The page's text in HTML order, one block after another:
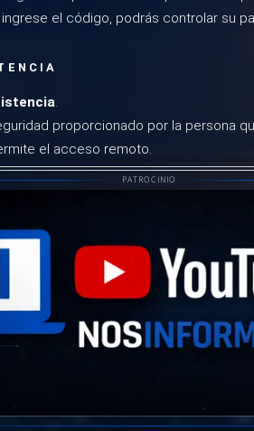
el código, podrás controlar su
.
proporcionado por la persona
el acceso remoto.
de conexión en Asistencia Rápida
RÁPIDA
instalaciones adicionales.
código único para cada sesión.
PATROCINIO